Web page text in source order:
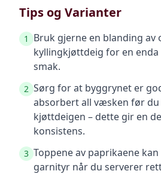
Tips og Varianter
1
Bruk gjerne en blanding av
kyllingkjøttdeig for en
smak.
2 Sørg for at byggrynet er
absorbert all væsken før
kjøttdeigen – dette gir en
konsistens.
3 Toppene av paprikaene
garnityr når du serverer